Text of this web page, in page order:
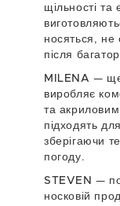
щільності та
носяться, не
після
MILENA — ще
виробляє
та
підходять
зберігаючи
погоду.
STEVEN —
носковій